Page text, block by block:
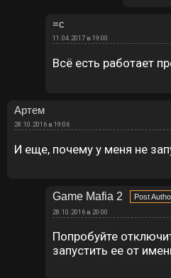
=с
11.04.2017 в 19:00
Всё есть работает
Артем
28.10.2016 в 19:06
И еще, почему у меня не
Game Mafia 2
28.10.2016 в 20:00
Попробуйте
запустить ее от